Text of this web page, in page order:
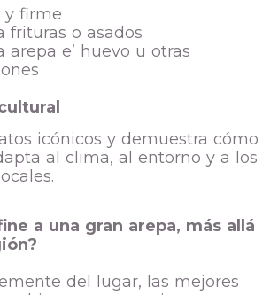
y firme
frituras o asados
arepa e’ huevo u otras
icónicos y demuestra cómo
al clima, al entorno y a los
a una gran arepa, más allá
del lugar, las mejores